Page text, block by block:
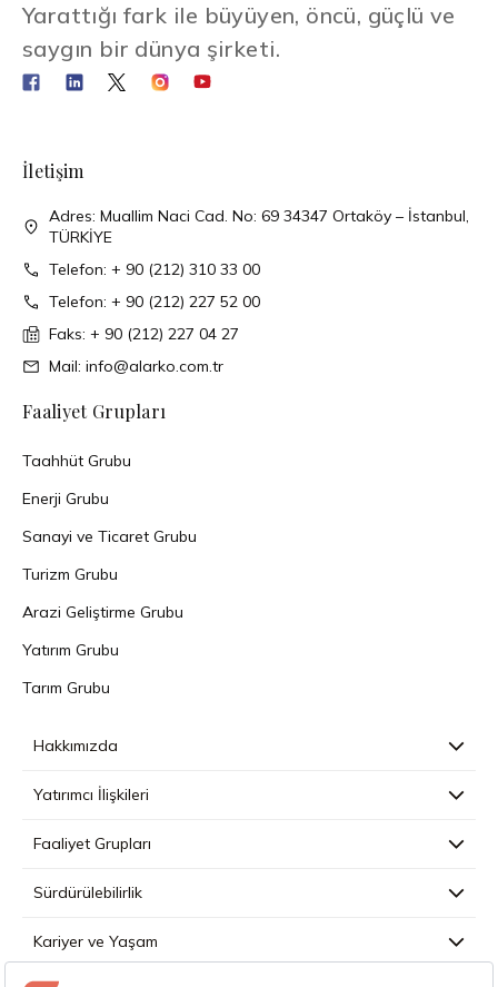
Yarattığı fark ile büyüyen, öncü, güçlü ve
saygın bir dünya şirketi.
İletişim
Adres: Muallim Naci Cad. No: 69 34347 Ortaköy – İstanbul,
TÜRKİYE
Telefon: + 90 (212) 310 33 00
Telefon: + 90 (212) 227 52 00
Faks: + 90 (212) 227 04 27
Mail: info@alarko.com.tr
Faaliyet Grupları
Taahhüt Grubu
Enerji Grubu
Sanayi ve Ticaret Grubu
Turizm Grubu
Arazi Geliştirme Grubu
Yatırım Grubu
Tarım Grubu
Hakkımızda
Yatırımcı İlişkileri
Faaliyet Grupları
Sürdürülebilirlik
Kariyer ve Yaşam